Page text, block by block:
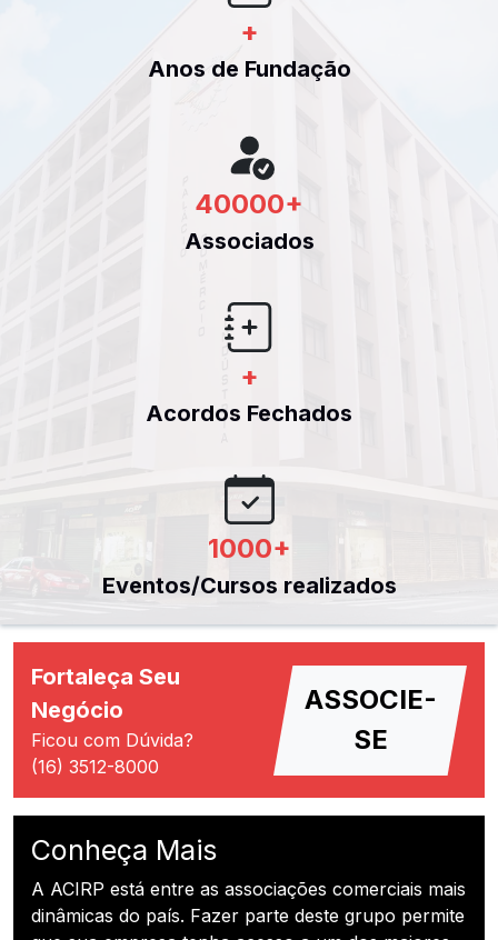
+
Anos de Fundação
40000+
Associados
+
Acordos Fechados
1000+
Eventos/Cursos realizados
Fortaleça Seu
Negócio
Ficou com Dúvida?
(16) 3512-8000
ASSOCIE-
SE
Conheça Mais
A ACIRP está entre as associações comerciais mais
dinâmicas do país. Fazer parte deste grupo permite